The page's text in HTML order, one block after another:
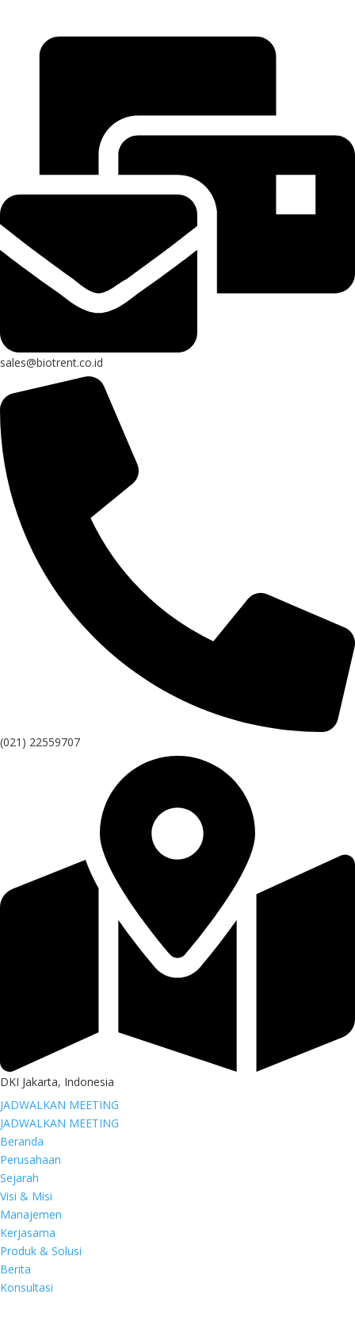
sales@biotrent.co.id
(021) 22559707
DKI Jakarta, Indonesia
JADWALKAN MEETING
JADWALKAN MEETING
Beranda
Perusahaan
Sejarah
Visi & Misi
Manajemen
Kerjasama
Produk & Solusi
Berita
Konsultasi